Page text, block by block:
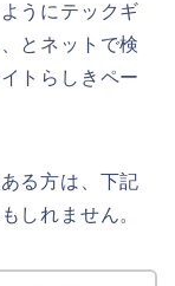
うにテックギ
とネットで検
トらしきペー
る方は、下記
しれません。